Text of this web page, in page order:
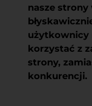
nasze strony
użytkownicy
korzystać z
strony,
konkurencji.